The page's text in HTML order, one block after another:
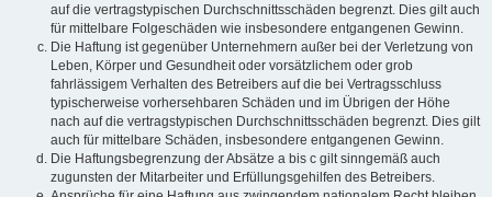
auf die vertragstypischen Durchschnittsschäden begrenzt. Dies gilt auch
für mittelbare Folgeschäden wie insbesondere entgangenen Gewinn.
Die Haftung ist gegenüber Unternehmern außer bei der Verletzung von
Leben, Körper und Gesundheit oder vorsätzlichem oder grob
fahrlässigem Verhalten des Betreibers auf die bei Vertragsschluss
typischerweise vorhersehbaren Schäden und im Übrigen der Höhe
nach auf die vertragstypischen Durchschnittsschäden begrenzt. Dies gilt
auch für mittelbare Schäden, insbesondere entgangenen Gewinn.
Die Haftungsbegrenzung der Absätze a bis c gilt sinngemäß auch
zugunsten der Mitarbeiter und Erfüllungsgehilfen des Betreibers.